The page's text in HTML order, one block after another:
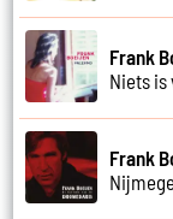
Frank
Niets
Frank